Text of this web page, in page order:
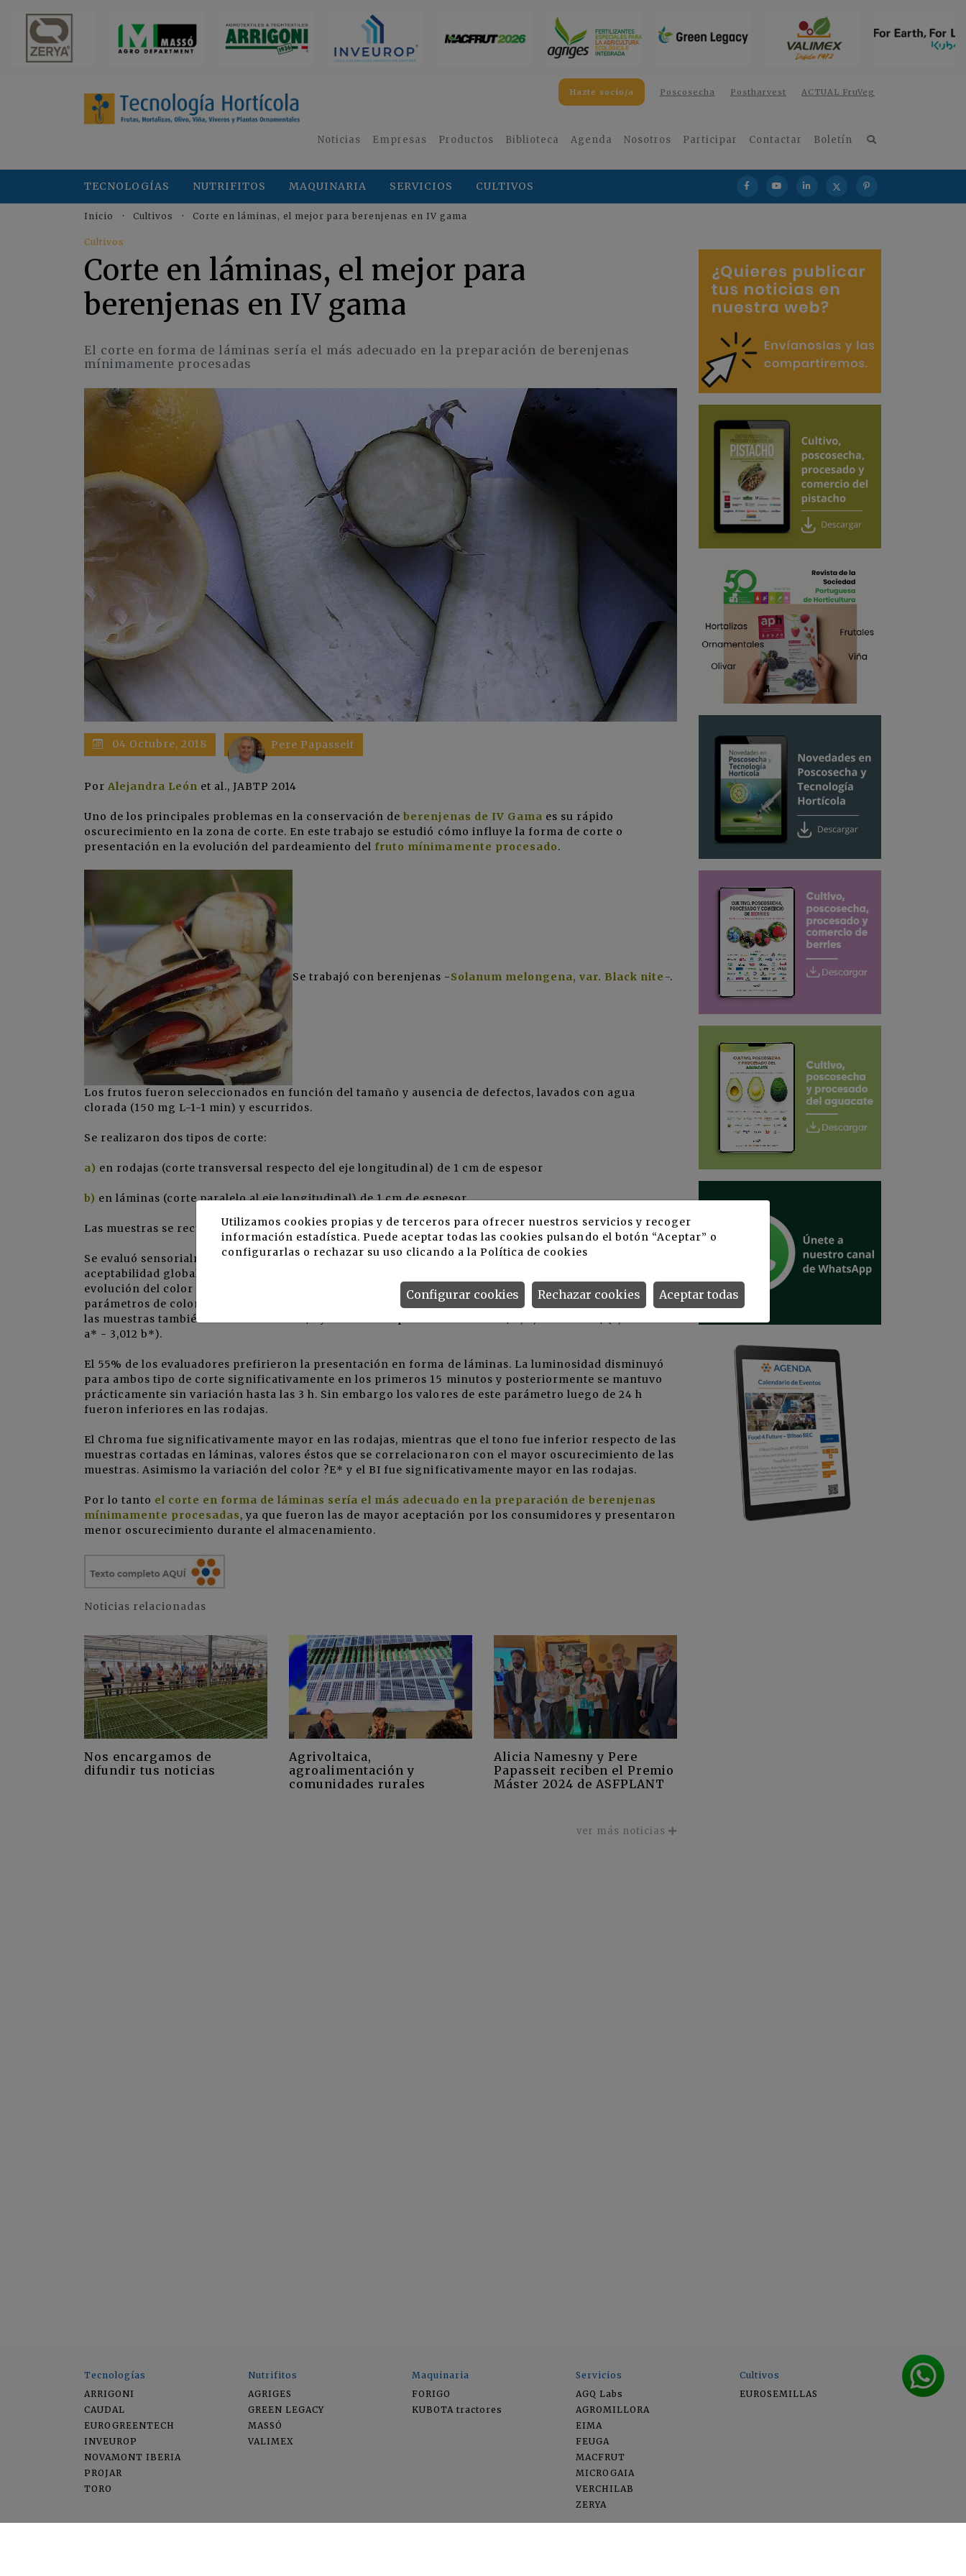
Hazte socio/a Poscosecha Postharvest ACTUAL FruVeg
Noticias Empresas Productos Biblioteca Agenda Nosotros Participar Contactar Boletín
TECNOLOGÍAS NUTRIFITOS MAQUINARIA SERVICIOS CULTIVOS
Inicio Cultivos Corte en láminas, el mejor para berenjenas en IV gama
Cultivos
Corte en láminas, el mejor para
berenjenas en IV gama
El corte en forma de láminas sería el más adecuado en la preparación de berenjenas
mínimamente procesadas
04 Octubre, 2018 Pere Papasseit
PorAlejandra León et al., JABTP 2014
Uno de los principales problemas en la conservación deberenjenas de IV Gama es su rápido
oscurecimiento en la zona de corte. En este trabajo se estudió cómo influye la forma de corte o
presentación en la evolución del pardeamiento del fruto mínimamente procesado.
Se trabajó con berenjenas -Solanum melongena, var. Black nite -.
Los frutos fueron seleccionados en función del tamaño y ausencia de defectos, lavados con agua
clorada (150 mg L-1-1 min) y escurridos.
Se realizaron dos tipos de corte:
a) en rodajas (corte transversal respecto del eje longitudinal) de 1 cm de espesor
b) en láminas (corte paralelo al eje longitudinal) de 1 cm de espesor
Las muestras se recubrieron con PVC y se almacenaron a 5°C durante 7 días.
Se evaluó sensorialmente la preferencia respecto de la forma del corte, a través de pruebas de
aceptabilidad global con 80 consumidores adultos de ambos sexos. Posteriormente se evaluó la
evolución del color en el producto, sensorialmente con jueces entrenados y a través de la medida de los
parámetros de color (L*, a*, b*, calculando Chroma y Hue). A fin de evaluar el cambio global de color de
las muestras también se calculó ?E* = 1/2 y el Índice de pardeamiento BI = / 0,17, siendo x = / (5,65 L* +
a* - 3,012 b*).
El 55% de los evaluadores prefirieron la presentación en forma de láminas. La luminosidad disminuyó
para ambos tipo de corte significativamente en los primeros 15 minutos y posteriormente se mantuvo
prácticamente sin variación hasta las 3 h. Sin embargo los valores de este parámetro luego de 24 h
fueron inferiores en las rodajas.
El Chroma fue significativamente mayor en las rodajas, mientras que el tono fue inferior respecto de las
muestras cortadas en láminas, valores éstos que se correlacionaron con el mayor oscurecimiento de las
muestras. Asimismo la variación del color ?E* y el BI fue significativamente mayor en las rodajas.
Por lo tanto el corte en forma de láminas sería el más adecuado en la preparación de berenjenas
mínimamente procesadas, ya que fueron las de mayor aceptación por los consumidores y presentaron
menor oscurecimiento durante el almacenamiento.
Noticias relacionadas
Nos encargamos de
difundir tus noticias
Agrivoltaica,
agroalimentación y
comunidades rurales
Alicia Namesny y Pere
Papasseit reciben el Premio
Máster 2024 de ASFPLANT
ver más noticias
Tecnologías
ARRIGONI
CAUDAL
EUROGREENTECH
INVEUROP
NOVAMONT IBERIA
PROJAR
TORO
Nutrifitos
AGRIGES
GREEN LEGACY
MASSÓ
VALIMEX
Maquinaria
FORIGO
KUBOTA tractores
Servicios
AGQ Labs
AGROMILLORA
EIMA
FEUGA
MACFRUT
MICROGAIA
VERCHILAB
ZERYA
Cultivos
EUROSEMILLAS
Utilizamos cookies propias y de terceros para ofrecer nuestros servicios y recoger
información estadística. Puede aceptar todas las cookies pulsando el botón “Aceptar” o
configurarlas o rechazar su uso clicando a laPolítica de cookies
Aceptar todas
Rechazar cookies
Configurar cookies